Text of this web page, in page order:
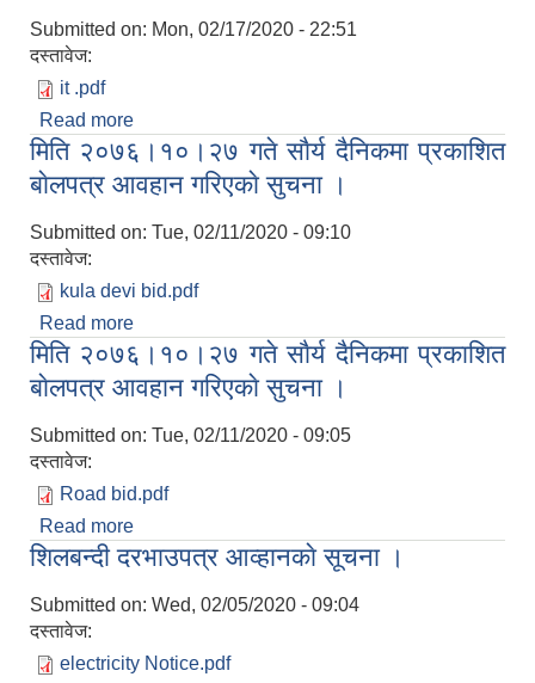
Submitted on: Mon, 02/17/2020 - 22:51
दस्तावेज:
it .pdf
Read more
मिति २०७६।१०।२७ गते साैर्य दैनिकमा प्रकाशित
बाेलपत्र आवहान गरिएकाे सुचना ।
Submitted on: Tue, 02/11/2020 - 09:10
दस्तावेज:
kula devi bid.pdf
Read more
बाेलपत्र आवहान गरिएकाे सुचना ।
मिति २०७६।१०।२७ गते साैर्य दैनिकमा प्रकाशित
बाेलपत्र आवहान गरिएकाे सुचना ।
Submitted on: Tue, 02/11/2020 - 09:05
दस्तावेज:
Road bid.pdf
Read more
बाेलपत्र आवहान गरिएकाे सुचना ।
शिलबन्दी दरभाउपत्र आव्हानकाे सूचना ।
Submitted on: Wed, 02/05/2020 - 09:04
दस्तावेज:
electricity Notice.pdf